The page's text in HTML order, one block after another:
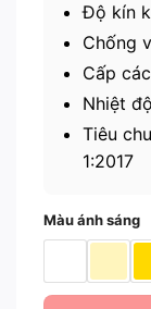
Độ kín
Chống
Cấp
Nhiệt
Tiêu
1:2017
Màu ánh sáng